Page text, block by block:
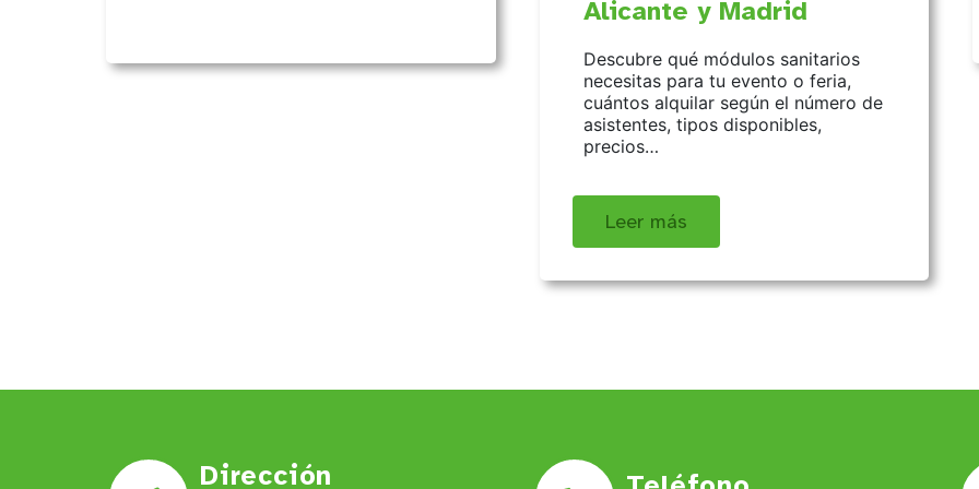
Alicante y Madrid
Descubre qué módulos sanitarios
necesitas para tu evento o feria,
cuántos alquilar según el número de
asistentes, tipos disponibles,
precios…
Leer más
Dirección